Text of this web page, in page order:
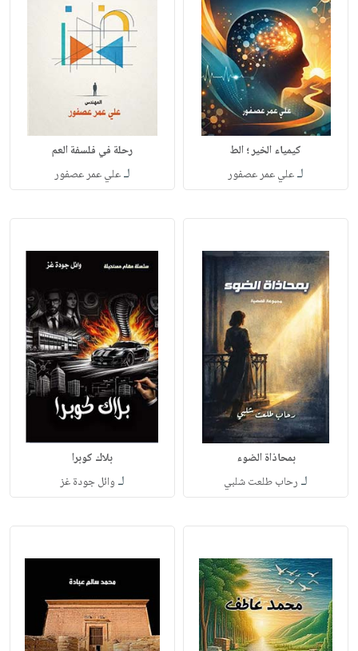
كيمياء الخير ؛ الط
لـعلي عمر عصفور
رحلة في فلسفة العم
لـعلي عمر عصفور
بمحاذاة الضوء
لـ رحاب طلعت شلبي
بلاك كوبرا
لـ وائل جودة غز